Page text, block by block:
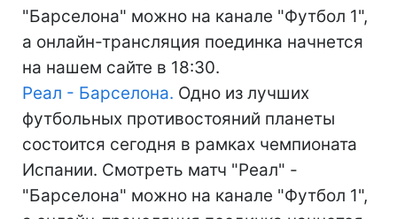
"Барселона" можно на канале "Футбол 1",
а онлайн-трансляция поединка начнется
на нашем сайте в 18:30.
Реал - Барселона. Одно из лучших
футбольных противостояний планеты
состоится сегодня в рамках чемпионата
Испании. Смотреть матч "Реал" -
"Барселона" можно на канале "Футбол 1",